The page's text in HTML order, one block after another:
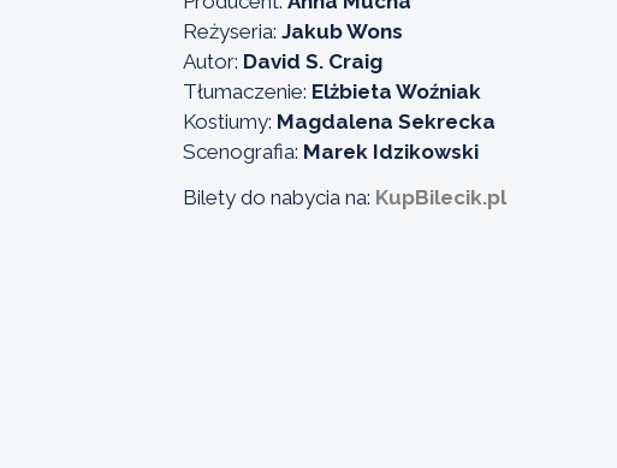
Reżyseria: Jakub Wons
Autor: David S. Craig
Tłumaczenie: Elżbieta Woźniak
Kostiumy: Magdalena Sekrecka
Scenografia: Marek Idzikowski
Bilety do nabycia na: KupBilecik.pl